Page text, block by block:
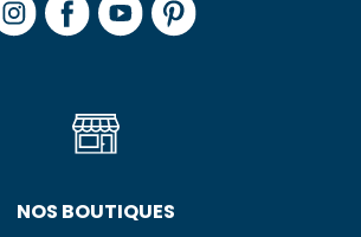
NOS BOUTIQUES